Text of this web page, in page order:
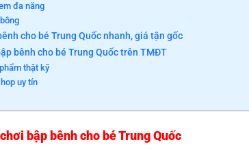
đa năng
cho bé Trung Quốc nhanh, giá tận gốc
bênh cho bé Trung Quốc trên TMĐT
thật kỹ
uy tín
bập bênh cho bé Trung Quốc